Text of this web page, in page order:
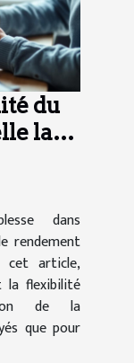
du
la
dans
rendement
cet article,
la flexibilité
de la
que pour